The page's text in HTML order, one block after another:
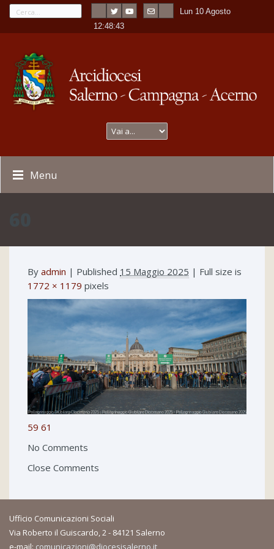
Lun 10 Agosto
12:48:43
Menu
By admin | Published 15 Maggio 2025 | Full size is
1772 × 1179 pixels
59 61
No Comments
Close Comments
Ufficio Comunicazioni Sociali
Via Roberto il Guiscardo, 2 - 84121 Salerno
e-mail: comunicazioni@diocesisalerno.it